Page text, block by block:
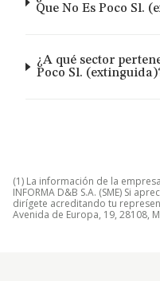
Que No Es Poco Sl.
¿A qué sector
Poco Sl.
(1) La información de la
INFORMA D&B S.A. (SME) Si
dirígete acreditando tu
Avenida de Europa, 19, 28108,